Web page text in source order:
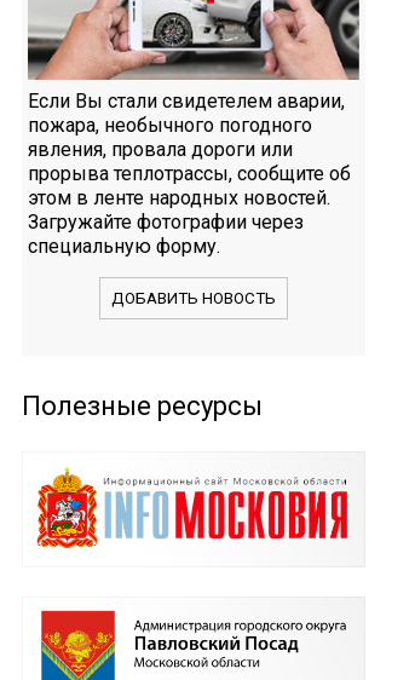
Если Вы стали свидетелем аварии,
пожара, необычного погодного
явления, провала дороги или
прорыва теплотрассы, сообщите об
этом в ленте народных новостей.
Загружайте фотографии через
специальную форму.
ДОБАВИТЬ НОВОСТЬ
Полезные ресурсы